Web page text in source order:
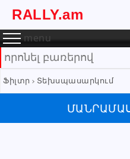
RALLY.am
menu
Ֆիլտր Տեխսպասարկում